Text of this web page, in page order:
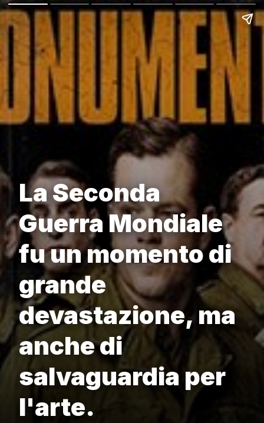
La Seconda
Guerra Mondiale
fu un momento di
grande
devastazione, ma
anche di
salvaguardia per
l'arte.